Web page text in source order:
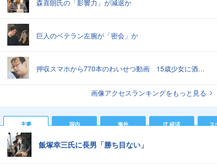
森喜朗氏の「影響力」が減退か
巨人のベテラン左腕が「密会」か
押収スマホから770本のわいせつ動画 15歳少女に酒と薬飲ませ性的暴行か 54歳男を再逮捕 「薬もありますよ」とSNSで誘い出し
画像アクセスランキングをもっと見る
主要 国内 海外 IT 経済 ス
飯塚幸三氏に長男「勝ち目ない」